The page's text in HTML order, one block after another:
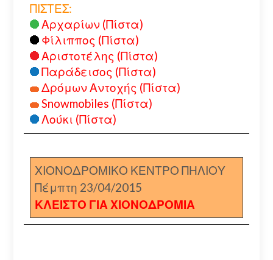
ΠΙΣΤΕΣ:
Αρχαρίων (Πίστα)
Φίλιππος (Πίστα)
Αριστοτέλης (Πίστα)
Παράδεισος (Πίστα)
Δρόμων Αντοχής (Πίστα)
Snowmobiles (Πίστα)
Λούκι (Πίστα)
ΧΙΟΝΟΔΡΟΜΙΚΟ ΚΕΝΤΡΟ ΠΗΛΙΟΥ
Πέμπτη 23/04/2015
ΚΛΕΙΣΤΟ ΓΙΑ ΧΙΟΝΟΔΡΟΜΙΑ